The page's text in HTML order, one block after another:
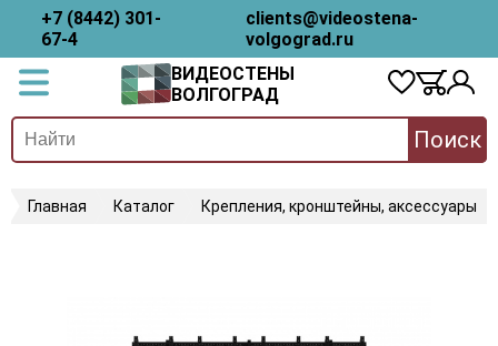
+7 (8442) 301-
67-4
clients@videostena-
volgograd.ru
ВИДЕОСТЕНЫ
ВОЛГОГРАД
Поиск
Главная Каталог Крепления, кронштейны, аксессуары